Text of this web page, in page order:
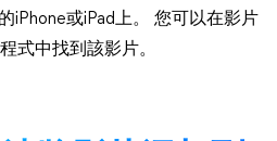
iPhone或iPad上。 您可以在影片
式中找到該影片。